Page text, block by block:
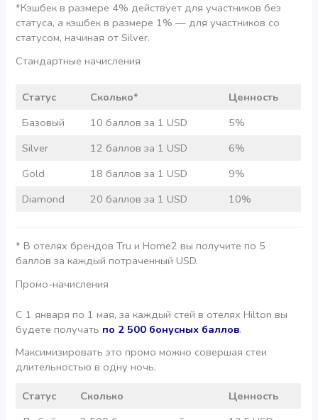
*Кэшбек в размере 4% действует для участников без
статуса, а кэшбек в размере 1% — для участников со
статусом, начиная от Silver.
Стандартные начисления
Статус Сколько*
Ценность
Базовый
10 баллов за 1 USD
5%
Silver
12 баллов за 1 USD
6%
Gold
18 баллов за 1 USD
9%
Diamond
20 баллов за 1 USD 10%
* В отелях брендов Tru и Home2 вы получите по 5
баллов за каждый потраченный USD.
Промо-начисления
С 1 января по 1 мая, за каждый стей в отелях Hilton вы
будете получать по 2 500 бонусных баллов.
Максимизировать это промо можно совершая стеи
длительностью в одну ночь.
Статус Сколько
Ценность